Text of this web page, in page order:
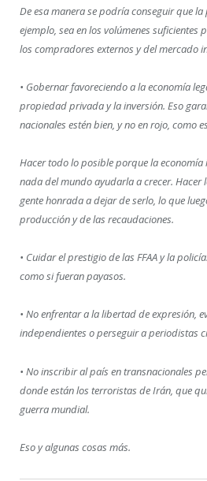
De esa manera se podría conseguir que
ejemplo, sea en los volúmenes suficientes
los compradores externos y del mercado
• Gobernar favoreciendo a la economía
propiedad privada y la inversión. Eso
nacionales estén bien, y no en rojo, como
Hacer todo lo posible porque la
nada del mundo ayudarla a crecer. Hacer
gente honrada a dejar de serlo, lo que
producción y de las recaudaciones.
• Cuidar el prestigio de las FFAA y la
como si fueran payasos.
• No enfrentar a la libertad de expresión,
independientes o perseguir a periodistas
• No inscribir al país en transnacionales
donde están los terroristas de Irán, que
guerra mundial.
Eso y algunas cosas más.